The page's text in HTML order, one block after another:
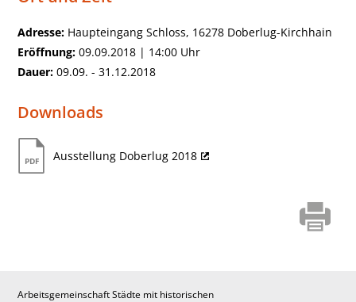
Adresse: Haupteingang Schloss, 16278 Doberlug-Kirchhain
Eröffnung: 09.09.2018 | 14:00 Uhr
Dauer: 09.09. - 31.12.2018
Downloads
Ausstellung Doberlug 2018
Arbeitsgemeinschaft Städte mit historischen